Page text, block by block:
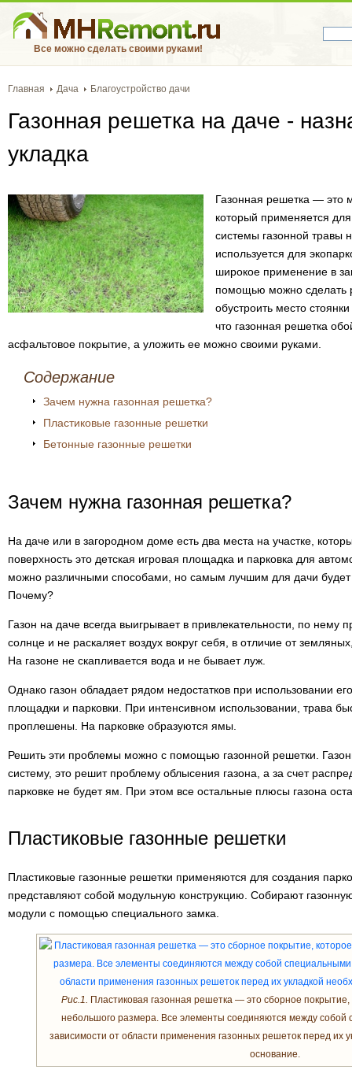
Все можно сделать своими руками!
Главная Дача Благоустройство дачи
Газонная решетка на даче -
укладка
Газонная решетка — это
который применяется
системы газонной травы
используется для
широкое применение в
помощью можно сделать
обустроить место
что газонная решетка
асфальтовое покрытие, а уложить ее можно своими руками.
Содержание
Зачем нужна газонная решетка?
Пластиковые газонные решетки
Бетонные газонные решетки
Зачем нужна газонная решетка?
На даче или в загородном доме есть два места на участке,
поверхность это детская игровая площадка и парковка для
можно различными способами, но самым лучшим для дачи будет
Почему?
Газон на даче всегда выигрывает в привлекательности, по нему
солнце и не раскаляет воздух вокруг себя, в отличие от
На газоне не скапливается вода и не бывает луж.
Однако газон обладает рядом недостатков при использовании
площадки и парковки. При интенсивном использовании, трава
проплешены. На парковке образуются ямы.
Решить эти проблемы можно с помощью газонной решетки.
систему, это решит проблему облысения газона, а за счет
парковке не будет ям. При этом все остальные плюсы газона
Пластиковые газонные решетки
Пластиковые газонные решетки применяются для создания
представляют собой модульную конструкцию. Собирают
модули с помощью специального замка.
Рис.1. Пластиковая газонная решетка — это сборное покрытие,
небольшого размера. Все элементы соединяются между
зависимости от области применения газонных решеток перед их
основание.